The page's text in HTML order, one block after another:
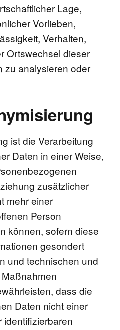
Lage,
Vorlieben,
Verhalten,
Ortswechsel dieser
zu analysieren oder
ist die Verarbeitung
Daten in einer Weise,
zusätzlicher
mehr einer
Person
können, sofern diese
gesondert
und technischen und
dass die
Daten nicht einer
identifizierbaren